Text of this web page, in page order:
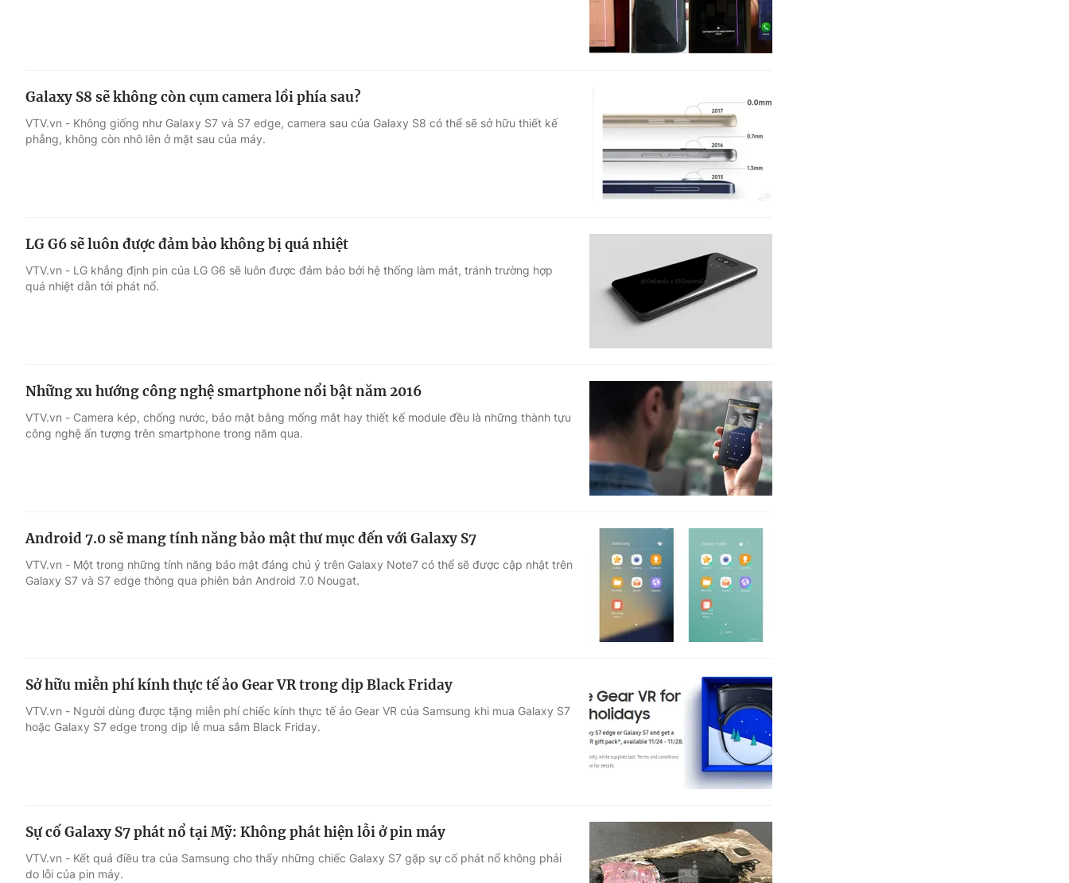
Galaxy S8 sẽ không còn cụm camera lồi phía sau?
VTV.vn - Không giống như Galaxy S7 và S7 edge, camera sau của Galaxy S8 có thể sẽ sở hữu thiết kế
phẳng, không còn nhô lên ở mặt sau của máy.
LG G6 sẽ luôn được đảm bảo không bị quá nhiệt
VTV.vn - LG khẳng định pin của LG G6 sẽ luôn được đảm bảo bởi hệ thống làm mát, tránh trường hợp
quá nhiệt dẫn tới phát nổ.
Những xu hướng công nghệ smartphone nổi bật năm 2016
VTV.vn - Camera kép, chống nước, bảo mật bằng mống mắt hay thiết kế module đều là những thành tựu
công nghệ ấn tượng trên smartphone trong năm qua.
Android 7.0 sẽ mang tính năng bảo mật thư mục đến với Galaxy S7
VTV.vn - Một trong những tính năng bảo mật đáng chú ý trên Galaxy Note7 có thể sẽ được cập nhật trên
Galaxy S7 và S7 edge thông qua phiên bản Android 7.0 Nougat.
Sở hữu miễn phí kính thực tế ảo Gear VR trong dịp Black Friday
VTV.vn - Người dùng được tặng miễn phí chiếc kính thực tế ảo Gear VR của Samsung khi mua Galaxy S7
hoặc Galaxy S7 edge trong dịp lễ mua sắm Black Friday.
Sự cố Galaxy S7 phát nổ tại Mỹ: Không phát hiện lỗi ở pin máy
VTV.vn - Kết quả điều tra của Samsung cho thấy những chiếc Galaxy S7 gặp sự cố phát nổ không phải
do lỗi của pin máy.